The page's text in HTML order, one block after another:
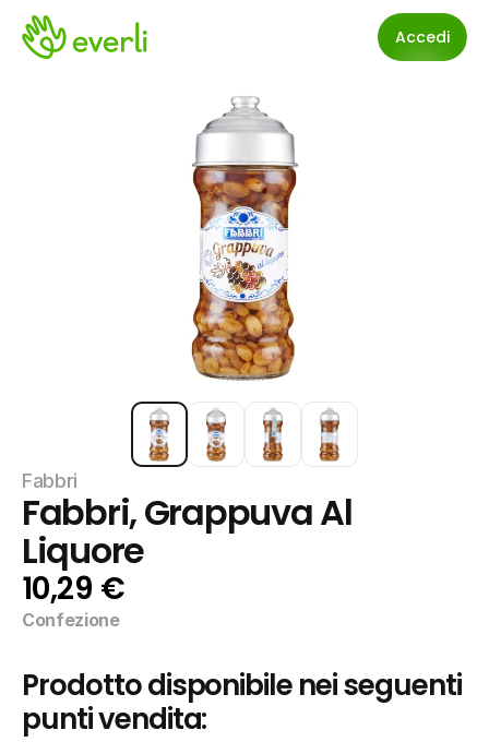
Accedi
Fabbri
Fabbri, Grappuva Al
Liquore
10,29 €
Confezione
Prodotto disponibile nei seguenti
punti vendita: